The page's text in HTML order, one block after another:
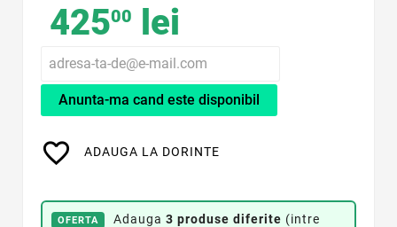
42500 lei
Anunta-ma cand este disponibil
favorite_border ADAUGA LA DORINTE
OFERTA Adauga 3 produse diferite (intre